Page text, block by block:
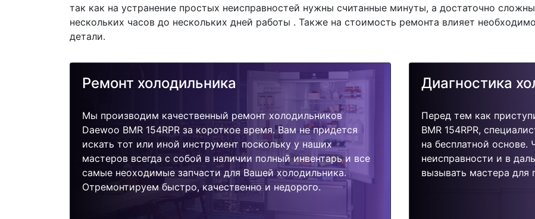
так как на устранение простых неисправностей нужны считанные минуты, а достаточно
нескольких часов до нескольких дней работы . Также на стоимость ремонта влияет
детали.
Ремонт холодильника
Мы производим качественный ремонт холодильников
Daewoo BMR 154RPR за короткое время. Вам не придется
искать тот или иной инструмент поскольку у наших
мастеров всегда с собой в наличии полный инвентарь и все
самые неоходимые запчасти для Вашей холодильника.
Отремонтируем быстро, качественно и недорого.
Диагностика
Перед тем как
BMR 154RPR,
на бесплатной
неисправности и в
вызывать мастера для